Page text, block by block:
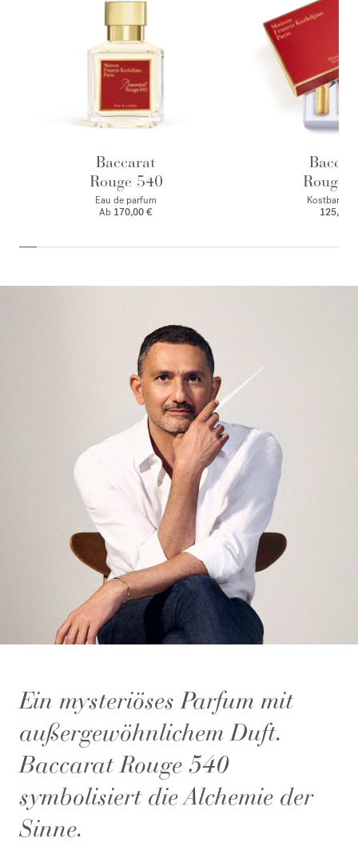
Baccarat
Rouge 540
Eau de parfum
Ab 170,00 €
Rouge
Kostbares
125,00 €
Ein mysteriöses Parfum mit
außergewöhnlichem Duft.
Baccarat Rouge 540
symbolisiert die Alchemie der
Sinne.